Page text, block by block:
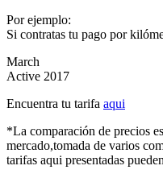
Por ejemplo:
Si contratas tu pago por
March
Active 2017
Encuentra tu tarifa aqui
*La comparación de precios
mercado,tomada de varios
tarifas aqui presentadas